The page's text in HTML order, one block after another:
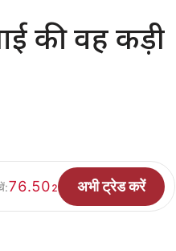
की वह कड़ी
76.50 2 अभी ट्रेड करें